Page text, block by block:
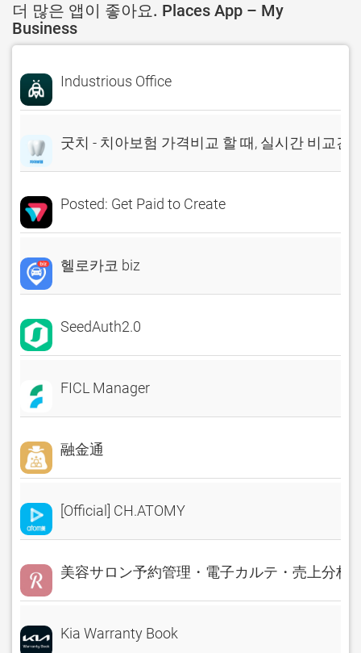
더 많은 앱이 좋아요. Places App – My
Business
Industrious Office
굿치 - 치아보험 가격비교 할 때, 실시간 비교견
Posted: Get Paid to Create
헬로카코 biz
SeedAuth2.0
FICL Manager
融金通
[Official] CH.ATOMY
美容サロン予約管理・電子カルテ・売上分析
Kia Warranty Book